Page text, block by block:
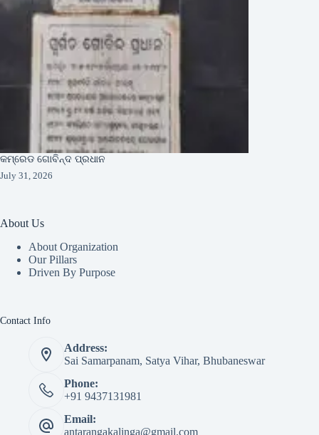
କମ୍ରେଡ ଗୋବିନ୍ଦ ପ୍ରଧାନ
July 31, 2026
About Us
About Organization
Our Pillars
Driven By Purpose​
Contact Info
Address:
Sai Samarpanam, Satya Vihar, Bhubaneswar
Phone:
+91 9437131981
Email:
antarangakalinga@gmail.com